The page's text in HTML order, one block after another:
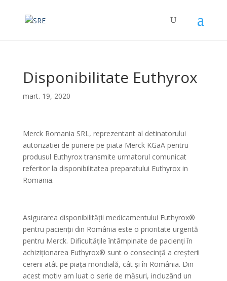
Disponibilitate Euthyrox
mart. 19, 2020
Merck Romania SRL, reprezentant al detinatorului
autorizatiei de punere pe piata Merck KGaA pentru
produsul Euthyrox transmite urmatorul comunicat
referitor la disponibilitatea preparatului Euthyrox in
Romania.
Asigurarea disponibilității medicamentului Euthyrox®
pentru pacienții din România este o prioritate urgentă
pentru Merck. Dificultățile întâmpinate de pacienți în
achiziționarea Euthyrox® sunt o consecință a creșterii
cererii atât pe piața mondială, cât și în România. Din
acest motiv am luat o serie de măsuri, incluzând un